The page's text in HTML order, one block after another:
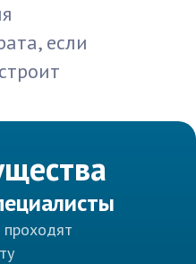
если
проходят